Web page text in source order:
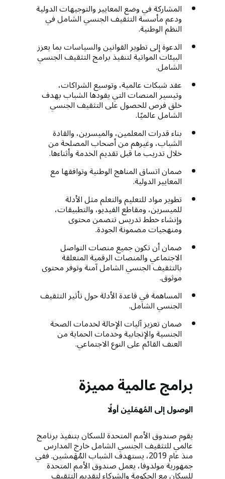
المشاركة في وضع المعايير والتوجيهات الدولية
ودعم مأسسة التثقيف الجنسي الشامل في
النظم الوطنية.
الدعوة إلى تطوير القوانين والسياسات بما يعزز
البيئات المواتية لتنفيذ برامج التثقيف الجنسي
الشامل.
عقد شبكات عالمية، وتوسيع الشراكات،
وتيسير المنصات التي يقودها الشباب بهدف
خلق فرص للحصول على التثقيف الجنسي
الشامل عالميًا.
بناء قدرات المعلمين، والميسرين، والقادة
الشباب، وغيرهم من أصحاب المصلحة من
خلال تدريب ما قبل تقديم الخدمة وأثناءها.
ضمان اتساق المناهج الوطنية وتوافقها مع
المعايير الدولية.
تطوير مواد للتعليم والتعلم مثل الأدلة
للميسرين، ومقاطع الفيديو، والتطبيقات،
وإنشاء خطط تدريس تتضمن محتوى
ومنهجيات مضمونة الجودة.
ضمان أن تكون جميع منصات التواصل
الاجتماعي والمنصات الرقمية المتعلقة
بالتثقيف الجنسي الشامل آمنة وتوفر محتوى
موثوق.
المساهمة في قاعدة الأدلة حول تأثير التثقيف
الجنسي الشامل.
ضمان تعزيز آليات الإحالة لخدمات الصحة
الجنسية والإنجابية وخدمات الحماية من
العنف القائم على النوع الاجتماعي.
برامج عالمية مميزة
الوصول إلى المُهمَلين أولًا
يقوم صندوق الأمم المتحدة للسكان بتنفيذ برنامج
عالمي للتثقيف الجنسي الشامل خارج المدارس
منذ عام 2019، يستهدف الشباب المُهَمشين. ففي
جمهورية مولدوفا، يعمل صندوق الأمم المتحدة